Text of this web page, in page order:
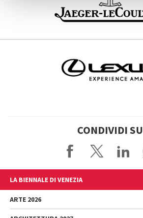
CONDIVIDI SU
LA BIENNALE DI VENEZIA
L'Istituzione
Cariche istituzionali
ARTE 2026